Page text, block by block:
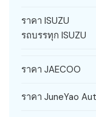
ราคา ISUZU
รถบรรทุก ISUZU
ราคา JAECOO
ราคา JuneYao